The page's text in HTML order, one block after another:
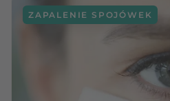
ZAPALENIE SPOJÓWEK